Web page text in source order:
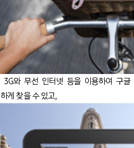
3G와 무선 인터넷 등을 이용하여 구
게 찾을 수 있고,